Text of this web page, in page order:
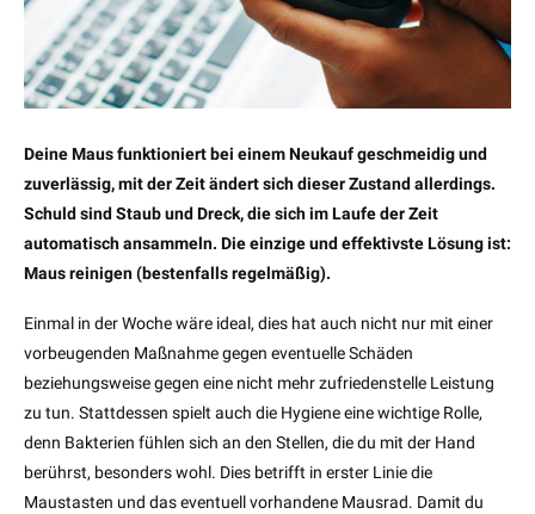
Deine Maus funktioniert bei einem Neukauf geschmeidig und
zuverlässig, mit der Zeit ändert sich dieser Zustand allerdings.
Schuld sind Staub und Dreck, die sich im Laufe der Zeit
automatisch ansammeln. Die einzige und effektivste Lösung ist:
Maus reinigen (bestenfalls regelmäßig).
Einmal in der Woche wäre ideal, dies hat auch nicht nur mit einer
vorbeugenden Maßnahme gegen eventuelle Schäden
beziehungsweise gegen eine nicht mehr zufriedenstelle Leistung
zu tun. Stattdessen spielt auch die Hygiene eine wichtige Rolle,
denn Bakterien fühlen sich an den Stellen, die du mit der Hand
berührst, besonders wohl. Dies betrifft in erster Linie die
Maustasten und das eventuell vorhandene Mausrad. Damit du